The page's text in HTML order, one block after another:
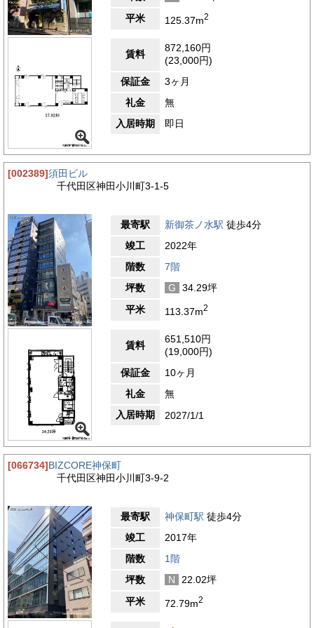
平米
125.37m2
賃料
872,160円
(23,000円)
保証金
3ヶ月
礼金
無
入居時期
即日
[002389]須田ビル
千代田区神田小川町3-1-5
最寄駅 新御茶ノ水駅 徒歩4分
竣工
2022年
階数
7階
坪数
G
34.29坪
平米
113.37m2
賃料
651,510円
(19,000円)
保証金
10ヶ月
礼金
無
入居時期
2027/1/1
[066734]BIZCORE神保町
千代田区神田小川町3-9-2
最寄駅 神保町駅 徒歩4分
竣工
2017年
階数
1階
坪数
N
22.02坪
平米
72.79m2